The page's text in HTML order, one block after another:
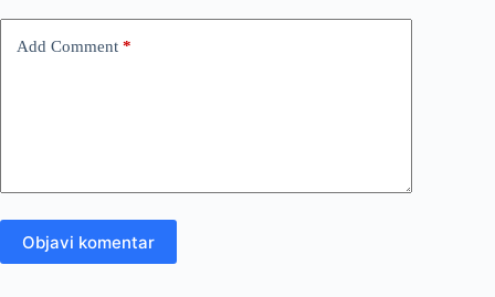
Add Comment *
Objavi komentar